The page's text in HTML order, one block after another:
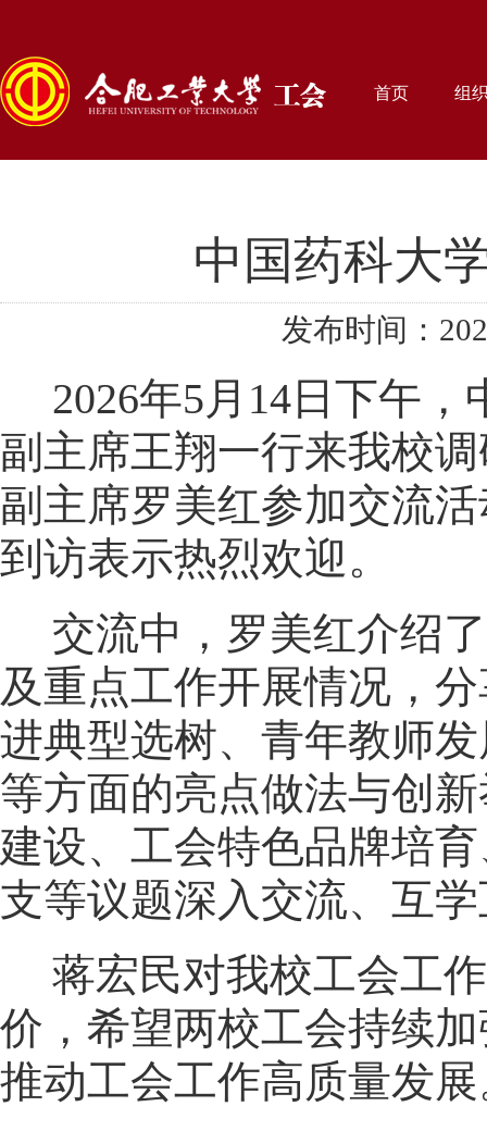
首页 组
中国药科大
发布时间：
2026年5月14日下午
副主席王翔一行来我校
副主席罗美红参加交流
到访表示热烈欢迎。
交流中，罗美红介绍
及重点工作开展情况，
进典型选树、青年教师
等方面的亮点做法与创
建设、工会特色品牌培
支等议题深入交流、互
蒋宏民对我校工会工
价，希望两校工会持续
推动工会工作高质量发